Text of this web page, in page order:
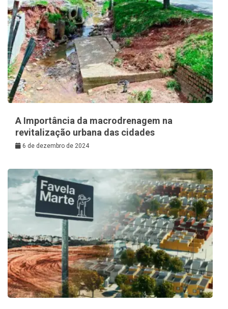
A Importância da macrodrenagem na
revitalização urbana das cidades
6 de dezembro de 2024